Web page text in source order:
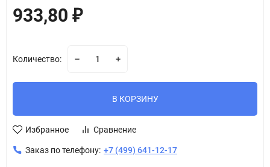
933,80 ₽
Количество:
В КОРЗИНУ
Избранное Сравнение
Заказ по телефону: +7 (499) 641-12-17